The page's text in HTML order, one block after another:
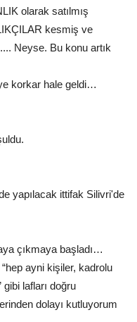
olarak satılmış
kesmiş ve
Neyse. Bu konu artık
korkar hale geldi…
yapılacak ittifak Silivri'de
çıkmaya başladı…
ayni kişiler, kadrolu
gibi lafları doğru
dolayı kutluyorum